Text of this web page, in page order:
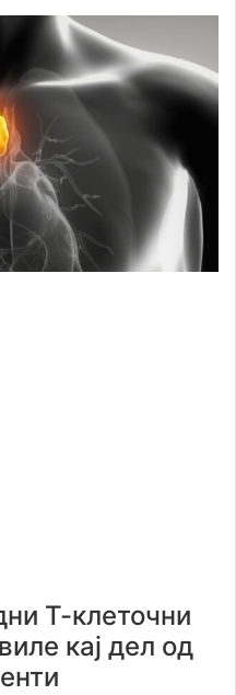
Т-клеточни
кај дел од